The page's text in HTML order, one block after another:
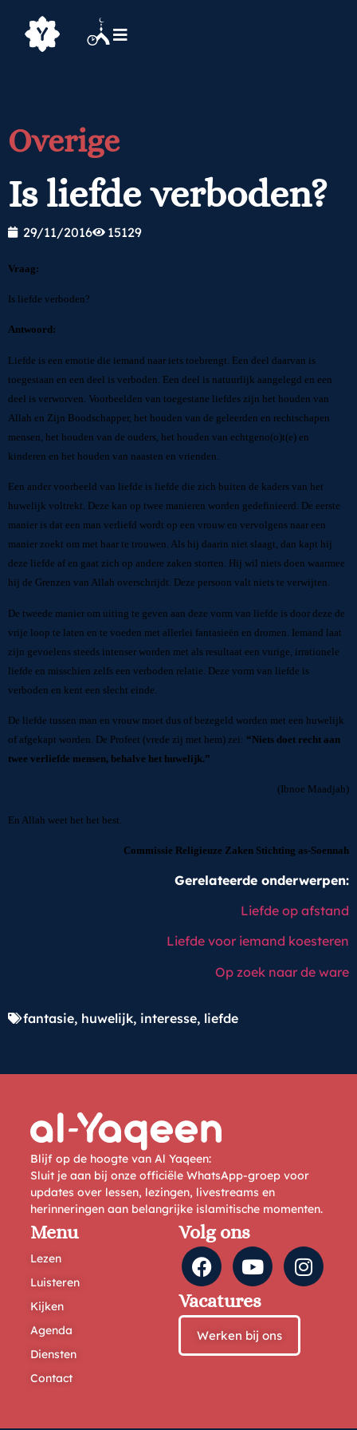
Overige
Is liefde verboden?
29/11/2016 15129
Vraag:
Is liefde verboden?
Antwoord:
Liefde is een emotie die iemand naar iets toebrengt. Een deel daarvan is
toegestaan en een deel is verboden. Een deel is natuurlijk aangelegd en een
deel is verworven. Voorbeelden van toegestane liefdes zijn het houden van
Allah en Zijn Boodschapper, het houden van de geleerden en rechtschapen
mensen, het houden van de ouders, het houden van echtgeno(o)t(e) en
kinderen en het houden van naasten en vrienden.
Een ander voorbeeld van liefde is liefde die zich buiten de kaders van het
huwelijk voltrekt. Deze kan op twee manieren worden gedefinieerd. De eerste
manier is dat een man verliefd wordt op een vrouw en vervolgens naar een
manier zoekt om met haar te trouwen. Als hij daarin niet slaagt, dan kapt hij
deze liefde af en gaat zich op andere zaken storten. Hij wil niets doen waarmee
hij de Grenzen van Allah overschrijdt. Deze persoon valt niets te verwijten.
De tweede manier om uiting te geven aan deze vorm van liefde is door deze de
vrije loop te laten en te voeden met allerlei fantasieën en dromen. Iemand laat
zijn gevoelens steeds intenser worden met als resultaat een vurige, irrationele
liefde en misschien zelfs een verboden relatie. Deze vorm van liefde is
verboden en kent een slecht einde.
De liefde tussen man en vrouw moet dus of bezegeld worden met een huwelijk
of afgekapt worden. De Profeet (vrede zij met hem) zei: “Niets doet recht aan
twee verliefde mensen, behalve het huwelijk.”
(Ibnoe Maadjah)
En Allah weet het het best.
Commissie Religieuze Zaken Stichting as-Soennah
Gerelateerde onderwerpen:
Liefde op afstand
Liefde voor iemand koesteren
Op zoek naar de ware
fantasie, huwelijk, interesse, liefde
Blijf op de hoogte van Al Yaqeen:
Sluit je aan bij onze officiële WhatsApp-groep voor
updates over lessen, lezingen, livestreams en
herinneringen aan belangrijke islamitische momenten.
Menu
Lezen
Luisteren
Kijken
Agenda
Diensten
Contact
Volg ons
Vacatures
Werken bij ons